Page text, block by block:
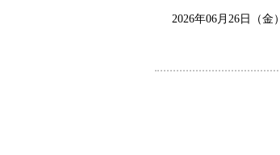
2026年06月26日（金）